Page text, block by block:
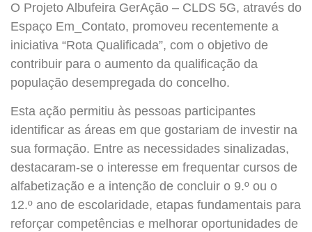
O Projeto Albufeira GerAção – CLDS 5G, através do
Espaço Em_Contato, promoveu recentemente a
iniciativa “Rota Qualificada”, com o objetivo de
contribuir para o aumento da qualificação da
população desempregada do concelho.
Esta ação permitiu às pessoas participantes
identificar as áreas em que gostariam de investir na
sua formação. Entre as necessidades sinalizadas,
destacaram-se o interesse em frequentar cursos de
alfabetização e a intenção de concluir o 9.º ou o
12.º ano de escolaridade, etapas fundamentais para
reforçar competências e melhorar oportunidades de